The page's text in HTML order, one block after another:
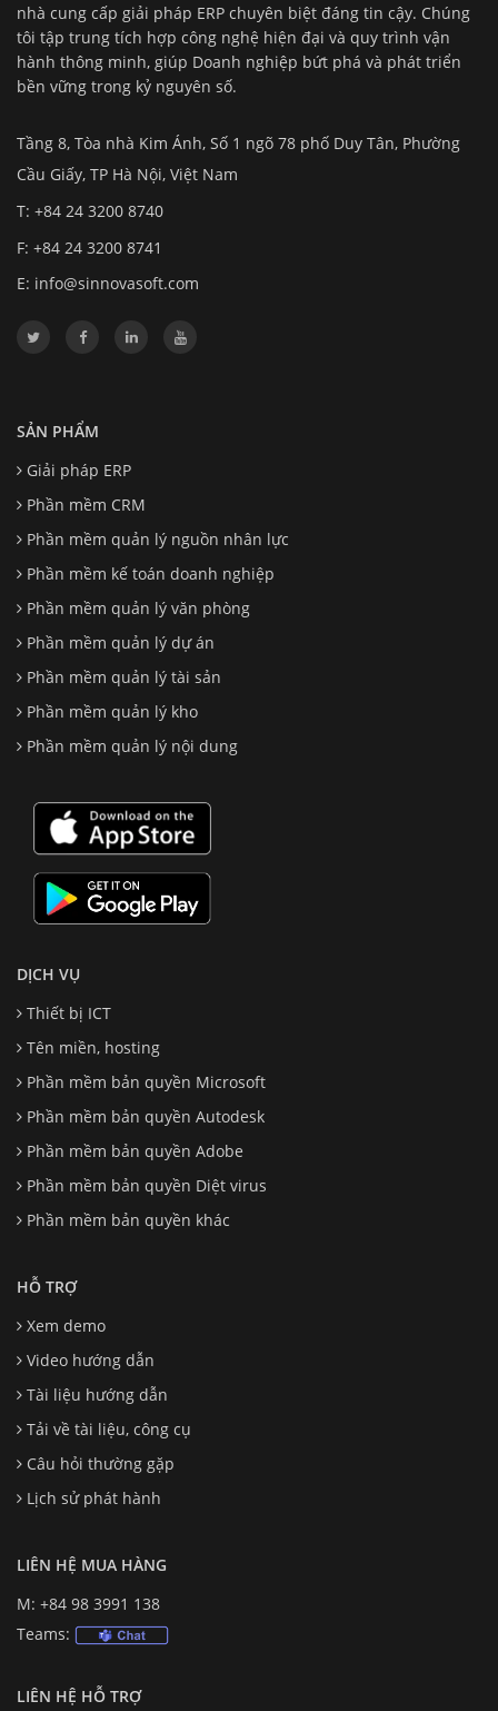
nhà cung cấp giải pháp ERP chuyên biệt đáng tin cậy. Chúng
tôi tập trung tích hợp công nghệ hiện đại và quy trình vận
hành thông minh, giúp Doanh nghiệp bứt phá và phát triển
bền vững trong kỷ nguyên số.
Tầng 8, Tòa nhà Kim Ánh, Số 1 ngõ 78 phố Duy Tân, Phường
Cầu Giấy, TP Hà Nội, Việt Nam
T: +84 24 3200 8740
F: +84 24 3200 8741
E: info@sinnovasoft.com
SẢN PHẨM
Giải pháp ERP
Phần mềm CRM
Phần mềm quản lý nguồn nhân lực
Phần mềm kế toán doanh nghiệp
Phần mềm quản lý văn phòng
Phần mềm quản lý dự án
Phần mềm quản lý tài sản
Phần mềm quản lý kho
Phần mềm quản lý nội dung
DỊCH VỤ
Thiết bị ICT
Tên miền, hosting
Phần mềm bản quyền Microsoft
Phần mềm bản quyền Autodesk
Phần mềm bản quyền Adobe
Phần mềm bản quyền Diệt virus
Phần mềm bản quyền khác
HỖ TRỢ
Xem demo
Video hướng dẫn
Tài liệu hướng dẫn
Tải về tài liệu, công cụ
Câu hỏi thường gặp
Lịch sử phát hành
LIÊN HỆ MUA HÀNG
M: +84 98 3991 138
Teams:
LIÊN HỆ HỖ TRỢ